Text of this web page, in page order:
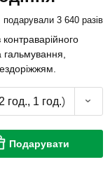
подарували 3 640 разів
гальмування,
год., 1 год.)
Подарувати